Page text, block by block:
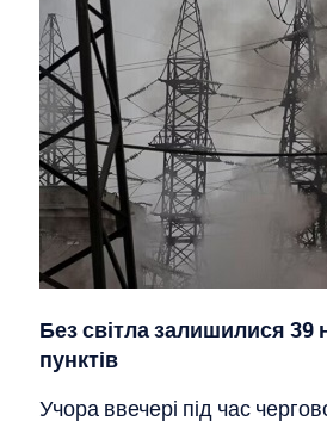
Без світла залишилися 39
пунктів
Учора ввечері під час